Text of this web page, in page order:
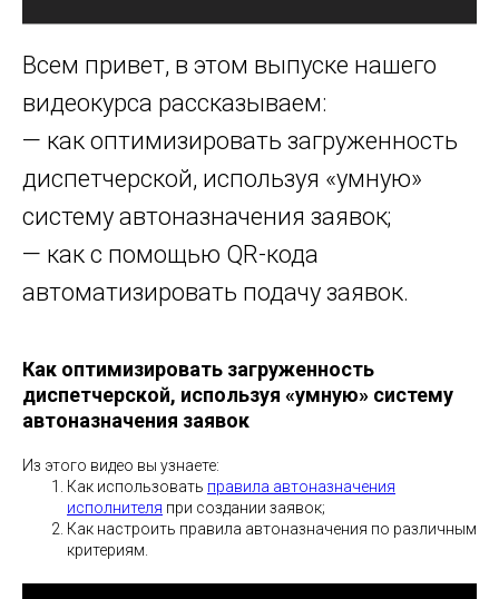
Всем привет, в этом выпуске нашего
видеокурса рассказываем:
— как оптимизировать загруженность
диспетчерской, используя «умную»
систему автоназначения заявок;
— как с помощью QR-кода
автоматизировать подачу заявок.
Как оптимизировать загруженность
диспетчерской, используя «умную» систему
автоназначения заявок
Из этого видео вы узнаете:
Как использовать правила автоназначения
исполнителя при создании заявок;
Как настроить правила автоназначения по различным
критериям.